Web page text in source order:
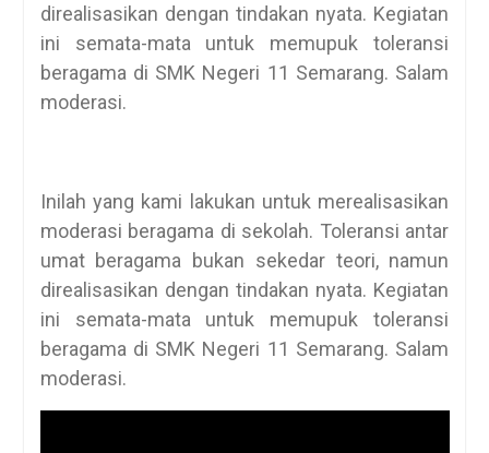
direalisasikan dengan tindakan nyata. Kegiatan
ini semata-mata untuk memupuk toleransi
beragama di SMK Negeri 11 Semarang. Salam
moderasi.
Inilah yang kami lakukan untuk merealisasikan
moderasi beragama di sekolah. Toleransi antar
umat beragama bukan sekedar teori, namun
direalisasikan dengan tindakan nyata. Kegiatan
ini semata-mata untuk memupuk toleransi
beragama di SMK Negeri 11 Semarang. Salam
moderasi.